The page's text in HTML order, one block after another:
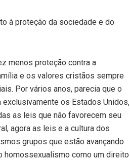
à proteção da sociedade e do
menos proteção contra a
e os valores cristãos sempre
Por vários anos, parecia que o
os Estados Unidos,
as leis que não favorecem seu
agora as leis e a cultura dos
grupos que estão avançando
homossexualismo como um direito